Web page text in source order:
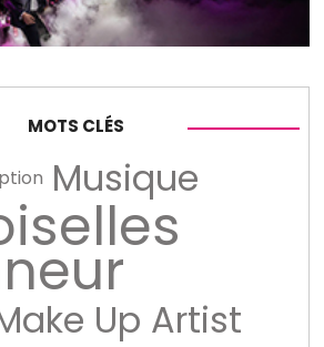
MOTS CLÉS
Musique
Up Artist